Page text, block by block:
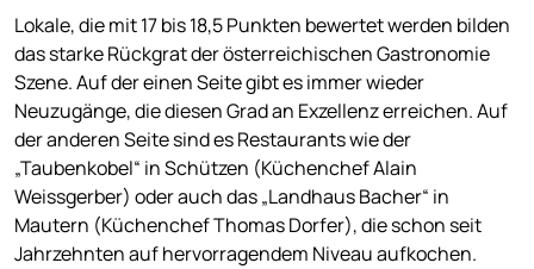
Lokale, die mit 17 bis 18,5 Punkten bewertet werden bilden
das starke Rückgrat der österreichischen Gastronomie
Szene. Auf der einen Seite gibt es immer wieder
Neuzugänge, die diesen Grad an Exzellenz erreichen. Auf
der anderen Seite sind es Restaurants wie der
„Taubenkobel“ in Schützen (Küchenchef Alain
Weissgerber) oder auch das „Landhaus Bacher“ in
Mautern (Küchenchef Thomas Dorfer), die schon seit
Jahrzehnten auf hervorragendem Niveau aufkochen.